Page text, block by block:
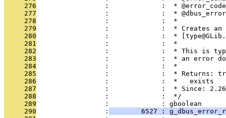
     276
:             :  *
     277
:             :  *
     278
                 :             :  *
     279
:             :  * Creates
     280
:             :  *
     281
                 :             :  *
     282
:             :  * This is
     283
:             :  * an error
     284
                 :             :  *
     285
:             :  * Returns:
     286
                 :             :  *   exists
     287
                 :             :  * Since: 2.26
     288
                 :             :  */
     289
                 :             : gboolean
     290
                 :
6527 :